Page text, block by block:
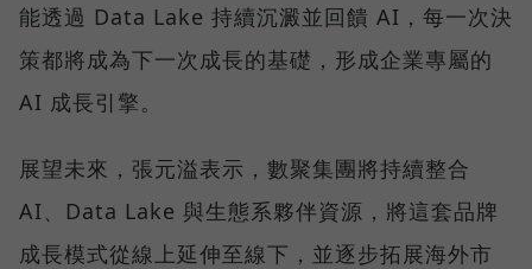
能透過 Data Lake 持續沉澱並回饋 AI，每一次決
策都將成為下一次成長的基礎，形成企業專屬的
AI 成長引擎。
展望未來，張元溢表示，數聚集團將持續整合
AI、Data Lake 與生態系夥伴資源，將這套品牌
成長模式從線上延伸至線下，並逐步拓展海外市